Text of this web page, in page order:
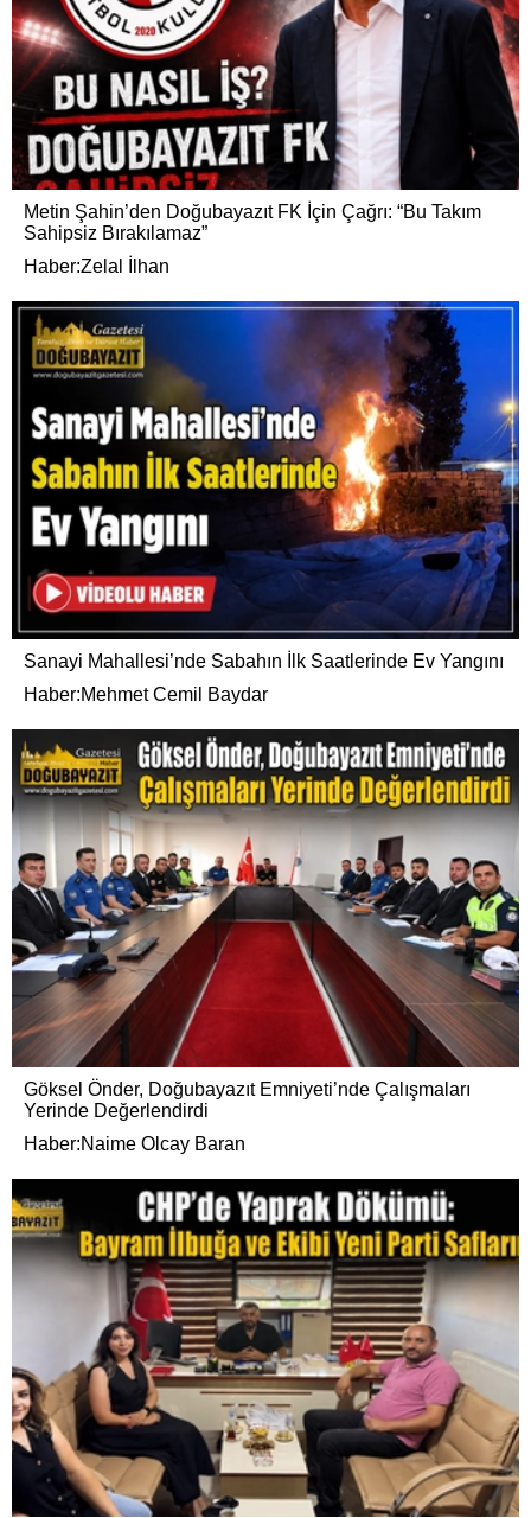
Metin Şahin’den Doğubayazıt FK İçin Çağrı: “Bu Takım
Sahipsiz Bırakılamaz”
Haber:Zelal İlhan
Sanayi Mahallesi’nde Sabahın İlk Saatlerinde Ev Yangını
Haber:Mehmet Cemil Baydar
Göksel Önder, Doğubayazıt Emniyeti’nde Çalışmaları
Yerinde Değerlendirdi
Haber:Naime Olcay Baran